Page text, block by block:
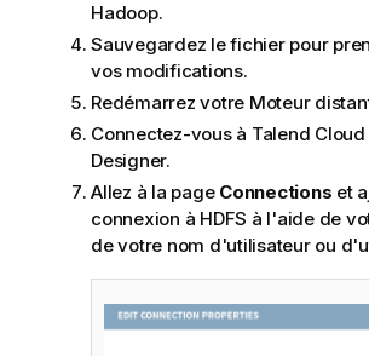
Hadoop.
Sauvegardez le fichier pour
vos modifications.
Redémarrez votre Moteur
Connectez-vous à Talend
Designer.
Allez à la page Connections et
connexion à HDFS à l'aide de
de votre nom d'utilisateur ou